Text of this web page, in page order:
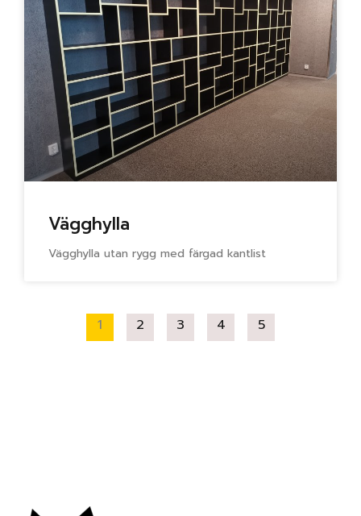
Vägghylla
Vägghylla utan rygg med färgad kantlist
1 2 3 4 5